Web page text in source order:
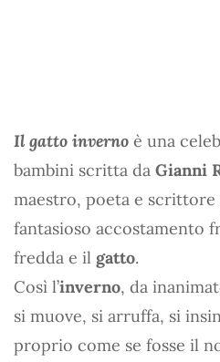
Il gatto inverno è una
bambini scritta da Gianni
maestro, poeta e
fantasioso accostamento
fredda e il gatto.
Così l’inverno, da
si muove, si arruffa, si
proprio come se fosse il